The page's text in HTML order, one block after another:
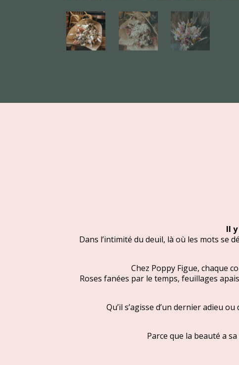
Il
Dans l’intimité du deuil, là où les mots se
Chez Poppy Figue, chaque
Roses fanées par le temps, feuillages
Qu’il s’agisse d’un dernier adieu
Parce que la beauté a